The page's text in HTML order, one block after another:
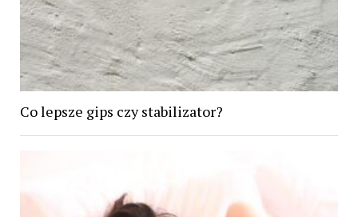
Co lepsze gips czy stabilizator?